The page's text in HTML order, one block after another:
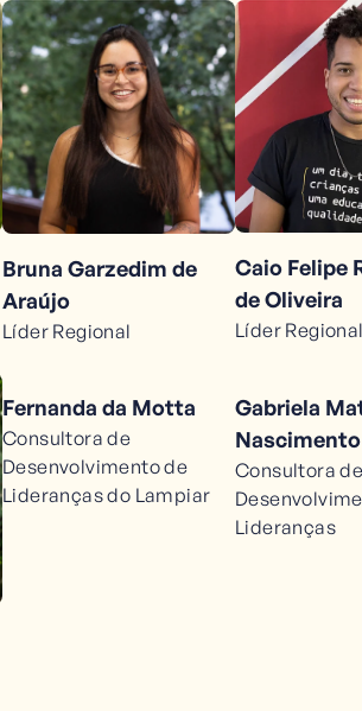
Bruna Garzedim de
Araújo
Líder Regional
Caio Felipe
de Oliveira
Líder Regional
Fernanda da Motta
Consultora de
Desenvolvimento de
Lideranças do Lampiar
Gabriela
Nascimento
Consultora de
Lideranças